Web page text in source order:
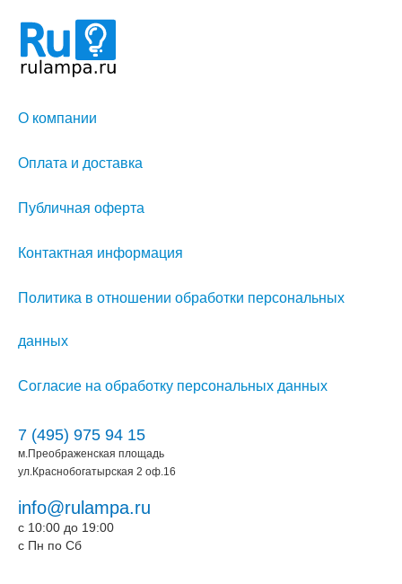
О компании
Оплата и доставка
Публичная оферта
Контактная информация
Политика в отношении обработки персональных
данных
Согласие на обработку персональных данных
7 (495) 975 94 15
м.Преображенская площадь
ул.Краснобогатырская 2 оф.16
info@rulampa.ru
c 10:00 до 19:00
c Пн по Сб